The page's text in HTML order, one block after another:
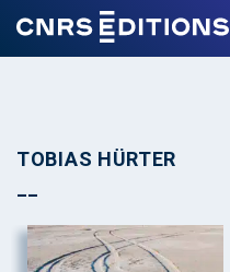
TOBIAS HÜRTER